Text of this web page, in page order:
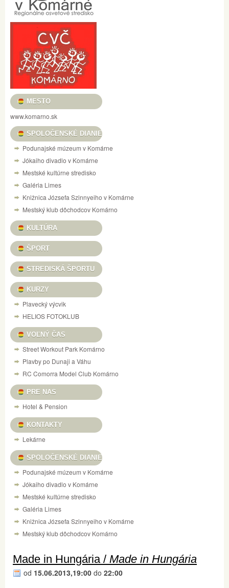
MESTO
www.komarno.sk
SPOLOČENSKÉ DIANIE
Podunajské múzeum v Komárne
Jókaiho divadlo v Komárne
Mestské kultúrne stredisko
Galéria Limes
Knižnica Józsefa Szinnyeiho v Komárne
Mestský klub dôchodcov Komárno
KULTÚRA
ŠPORT
STREDISKÁ ŠPORTU
KURZY
Plavecký výcvik
HELIOS FOTOKLUB
VOĽNÝ ČAS
Street Workout Park Komárno
Plavby po Dunaji a Váhu
RC Comorra Model Club Komárno
PRE NAS
Hotel & Pension
KONTAKTY
Lekárne
SPOLOČENSKÉ DIANIE
Podunajské múzeum v Komárne
Jókaiho divadlo v Komárne
Mestské kultúrne stredisko
Galéria Limes
Knižnica Józsefa Szinnyeiho v Komárne
Mestský klub dôchodcov Komárno
Made in Hungária / Made in Hungária
od 15.06.2013,19:00 do 22:00